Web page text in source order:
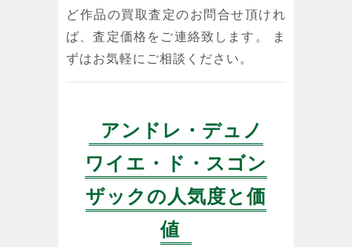
ど作品の買取査定のお問合せ頂けれ
ば、査定価格をご連絡致します。 ま
ずはお気軽にご相談ください。
アンドレ・デュノ
ワイエ・ド・スゴン
ザックの人気度と価
値